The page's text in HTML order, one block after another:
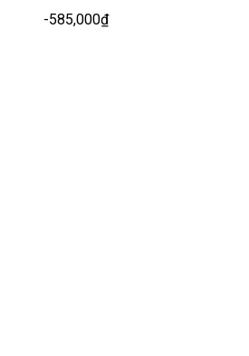
-585,000₫